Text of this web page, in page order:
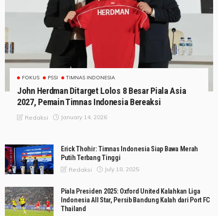
FOKUS PSSI TIMNAS INDONESIA
John Herdman Ditarget Lolos 8 Besar Piala Asia
2027, Pemain Timnas Indonesia Bereaksi
Redaksi January 14, 2026
Erick Thohir: Timnas Indonesia Siap Bawa Merah
Putih Terbang Tinggi
Redaksi July 18, 2025
Piala Presiden 2025: Oxford United Kalahkan Liga
Indonesia All Star, Persib Bandung Kalah dari Port FC
Thailand